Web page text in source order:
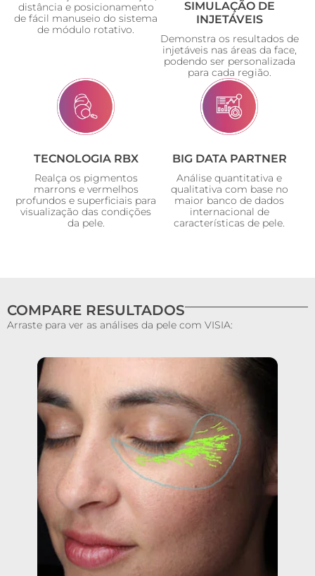
distância e posicionamento
de fácil manuseio do sistema
de módulo rotativo.
SIMULAÇÃO DE
INJETÁVEIS
Demonstra os resultados de
injetáveis nas áreas da face,
podendo ser personalizada
para cada região.
TECNOLOGIA RBX
Realça os pigmentos
marrons e vermelhos
profundos e superficiais para
visualização das condições
da pele.
BIG DATA PARTNER
Análise quantitativa e
qualitativa com base no
maior banco de dados
internacional de
características de pele.
COMPARE RESULTADOS
Arraste para ver as análises da pele com VISIA: